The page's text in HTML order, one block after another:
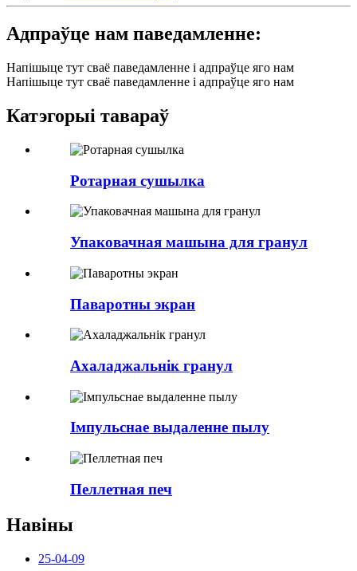
Адпраўце нам паведамленне:
Напішыце тут сваё паведамленне і адпраўце яго нам
Напішыце тут сваё паведамленне і адпраўце яго нам
Катэгорыі тавараў
Ротарная сушылка
Упаковачная машына для гранул
Паваротны экран
Ахаладжальнік гранул
Імпульснае выдаленне пылу
Пеллетная печ
Навіны
25-04-09